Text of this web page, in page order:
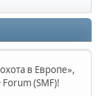
в Европе»,
(SMF)!